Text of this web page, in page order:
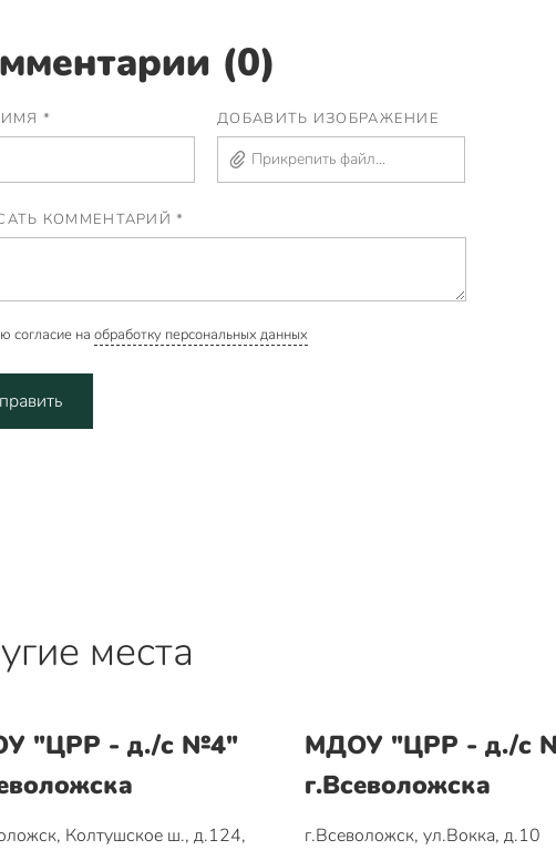
(0)
* ДОБАВИТЬ ИЗОБРАЖЕНИЕ
Прикрепить файл...
КОММЕНТАРИЙ *
согласие на обработку персональных данных
места
"ЦРР - д./с №4"
Колтушское ш., д.124,
МДОУ "ЦРР - д./с
г.Всеволожска
г.Всеволожск, ул.Вокка, д.10